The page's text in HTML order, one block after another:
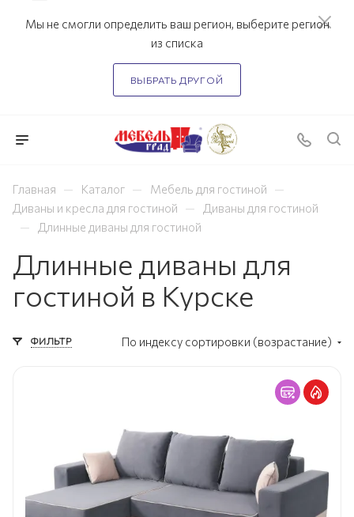
Мы не смогли определить ваш регион, выберите регион
из списка
ВЫБРАТЬ ДРУГОЙ
Главная — Каталог — Мебель для гостиной —
Диваны и кресла для гостиной — Диваны для гостиной
— Длинные диваны для гостиной
Длинные диваны для
гостиной в Курске
ФИЛЬТР По индексу сортировки (возрастание)